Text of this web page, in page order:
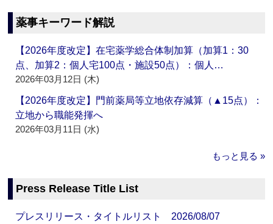
薬事キーワード解説
【2026年度改定】在宅薬学総合体制加算（加算1：30
点、加算2：個人宅100点・施設50点）：個人…
2026年03月12日 (木)
【2026年度改定】門前薬局等立地依存減算（▲15点）：
立地から職能発揮へ
2026年03月11日 (水)
もっと見る »
Press Release Title List
プレスリリース・タイトルリスト 2026/08/07